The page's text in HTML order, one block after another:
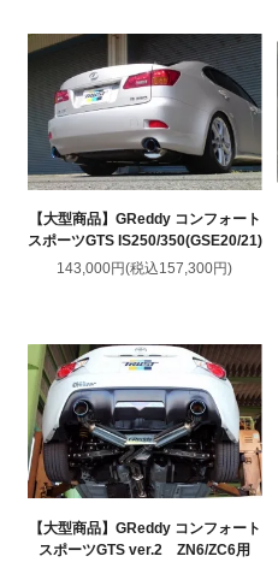
【大型商品】GReddy コンフォート
スポーツGTS IS250/350(GSE20/21)
143,000円(税込157,300円)
【大型商品】GReddy コンフォート
スポーツGTS ver.2 ZN6/ZC6用